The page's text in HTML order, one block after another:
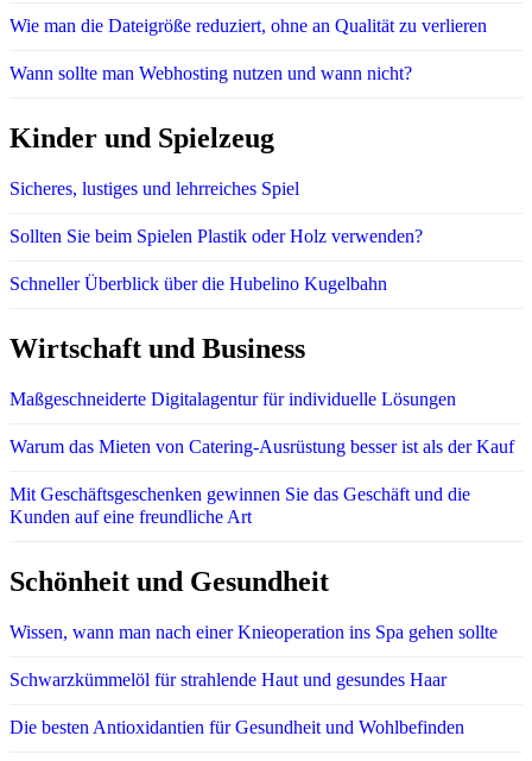
Wie man die Dateigröße reduziert, ohne an Qualität zu verlieren
Wann sollte man Webhosting nutzen und wann nicht?
Kinder und Spielzeug
Sicheres, lustiges und lehrreiches Spiel
Sollten Sie beim Spielen Plastik oder Holz verwenden?
Schneller Überblick über die Hubelino Kugelbahn
Wirtschaft und Business
Maßgeschneiderte Digitalagentur für individuelle Lösungen
Warum das Mieten von Catering-Ausrüstung besser ist als der Kauf
Mit Geschäftsgeschenken gewinnen Sie das Geschäft und die
Kunden auf eine freundliche Art
Schönheit und Gesundheit
Wissen, wann man nach einer Knieoperation ins Spa gehen sollte
Schwarzkümmelöl für strahlende Haut und gesundes Haar
Die besten Antioxidantien für Gesundheit und Wohlbefinden